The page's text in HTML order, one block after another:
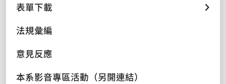
表單下載
法規彙編
意見反應
本系影音專區活動（另開連結）